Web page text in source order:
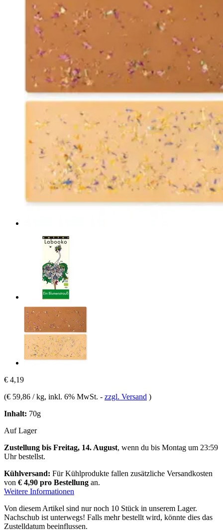
€ 4,19
(€ 59,86 / kg, inkl. 6% MwSt. - zzgl. Versand )
Inhalt: 70g
Auf Lager
Zustellung bis Freitag, 14. August, wenn du bis Montag um 23:59
Uhrbestellst.
Kühlversand: Für Kühlprodukte fallen zusätzliche Versandkosten
von € 4,90 pro Bestellung an.
Weitere Informationen
Von diesem Artikel sind nur noch 10 Stück in unserem Lager.
Nachschub ist unterwegs! Falls mehr bestellt wird, könnte dies das
Zustelldatum beeinflussen.